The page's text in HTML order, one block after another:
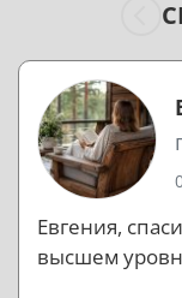
Евгения,
высшем